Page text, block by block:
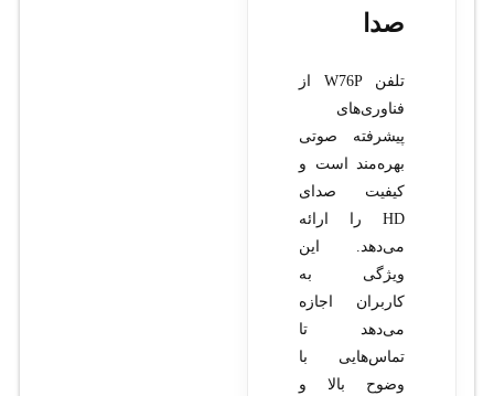
صدا
تلفن W76P از
فناوری‌های
پیشرفته صوتی
بهره‌مند است و
کیفیت صدای
HD را ارائه
می‌دهد. این
ویژگی به
کاربران اجازه
می‌دهد تا
تماس‌هایی با
وضوح بالا و